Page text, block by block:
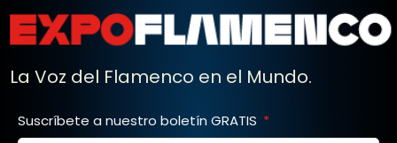
La Voz del Flamenco en el Mundo.
Suscríbete a nuestro boletín GRATIS